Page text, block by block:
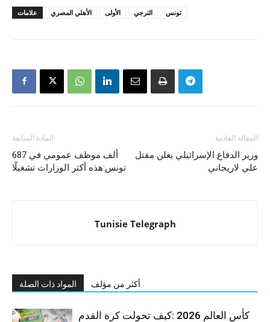
علامات الأهلي المصري الأولى الترجي تونس
المادة السابقة
687 ألف موظف عمومي في
تونس:هذه أكثر الوزارات تشغيلًا
المقالة القادمة
وزير الدفاع الإسرائيلي يعلن مقتل
علي لاريجاني
Tunisie Telegraph
المواد ذات الصلة أكثر من مؤلف
كأس العالم 2026 :كيف تحولت كرة القدم